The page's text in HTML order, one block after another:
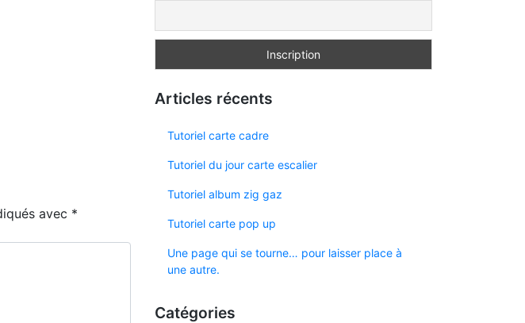
avec *
Articles récents
Tutoriel carte cadre
Tutoriel du jour carte escalier
Tutoriel album zig gaz
Tutoriel carte pop up
Une page qui se tourne… pour laisser place à
une autre.
Catégories